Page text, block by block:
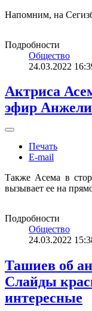
Напомним, на
Подробности
Общество
24.03.2022
Актриса
эфир
Печать
E-mail
Также Асема в
вызывает ее на
Подробности
Общество
24.03.2022
Ташиев об
Слайды
интересные